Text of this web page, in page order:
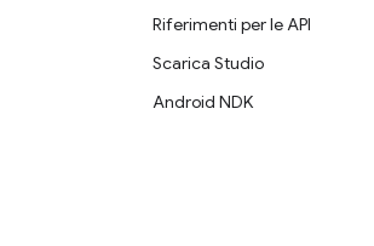
Riferimenti per le API
Scarica Studio
Android NDK